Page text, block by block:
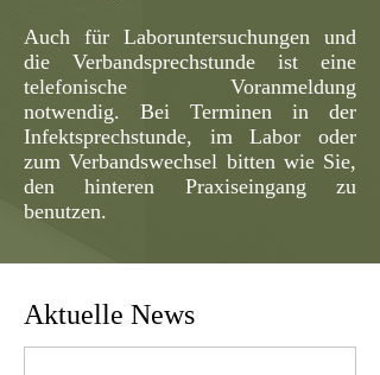
Auch für Laboruntersuchungen und
die Verbandsprechstunde ist eine
telefonische Voranmeldung
notwendig. Bei Terminen in der
Infektsprechstunde, im Labor oder
zum Verbandswechsel bitten wie Sie,
den hinteren Praxiseingang zu
benutzen.
Aktuelle News